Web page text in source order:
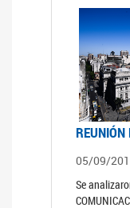
REUNIÓN
05/09/
Se